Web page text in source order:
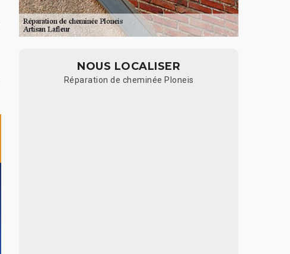
NOUS LOCALISER
Réparation de cheminée Ploneis